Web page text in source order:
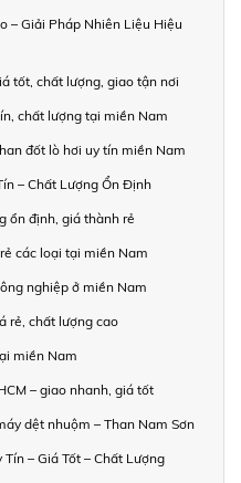
– Giải Pháp Nhiên Liệu Hiệu
tốt, chất lượng, giao tận nơi
chất lượng tại miền Nam
đốt lò hơi uy tín miền Nam
– Chất Lượng Ổn Định
ổn định, giá thành rẻ
các loại tại miền Nam
nghiệp ở miền Nam
rẻ, chất lượng cao
miền Nam
– giao nhanh, giá tốt
dệt nhuộm – Than Nam Sơn
– Giá Tốt – Chất Lượng